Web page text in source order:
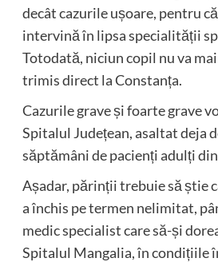
decât cazurile ușoare, pentru
intervină în lipsa specialității
Totodată, niciun copil nu va
trimis direct la Constanța.
Cazurile grave și foarte grave
Spitalul Județean, asaltat deja
săptămâni de pacienți adulți
Așadar, părinții trebuie să știe
a închis pe termen nelimitat,
medic specialist care să-și
Spitalul Mangalia, în condițiile